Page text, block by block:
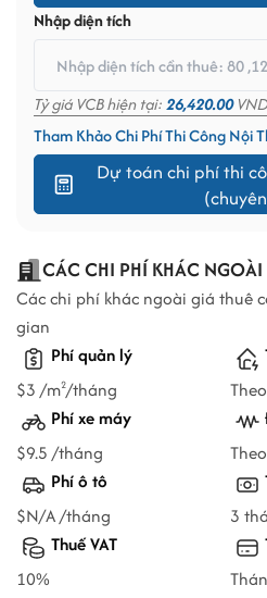
Nhập diện tích
Tỷ giá VCB hiện tại:26,420.00
Tham Khảo Chi Phí Thi Công Nội
Dự toán chi phí thi
CÁC CHI PHÍ KHÁC NGOÀI
Các chi phí khác ngoài giá thuê
gian
Phí quản lý
$3 /m2/tháng
Phí xe máy
$9.5 /tháng
Phí ô tô
$N/A /tháng
3
Thuế VAT
10%